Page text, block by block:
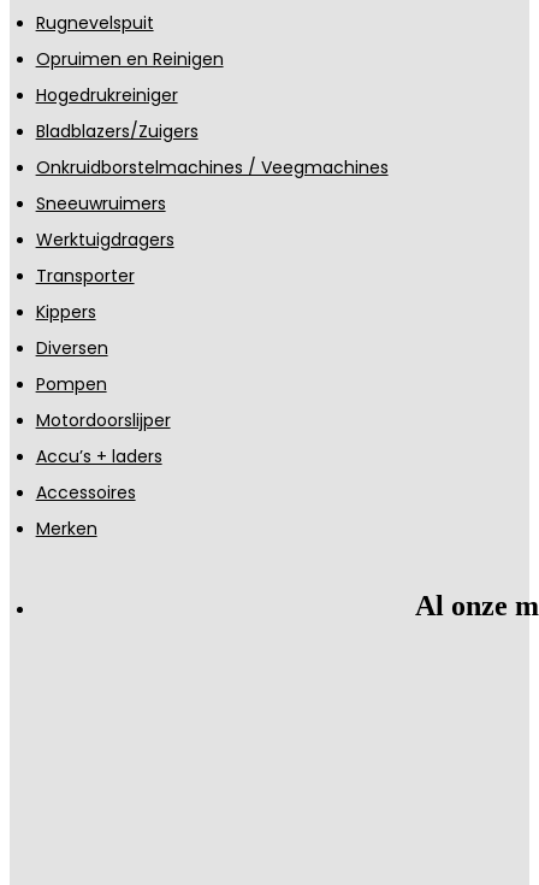
Rugnevelspuit
Opruimen en Reinigen
Hogedrukreiniger
Bladblazers/Zuigers
Onkruidborstelmachines / Veegmachines
Sneeuwruimers
Werktuigdragers
Transporter
Kippers
Diversen
Pompen
Motordoorslijper
Accu’s + laders
Accessoires
Merken
Al onze